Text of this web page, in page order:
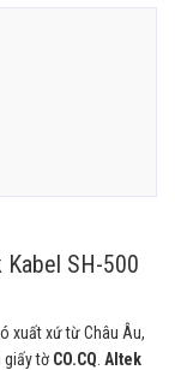
Kabel SH-500
xuất xứ từ Châu Âu,
giấy tờ CO.CQ Altek